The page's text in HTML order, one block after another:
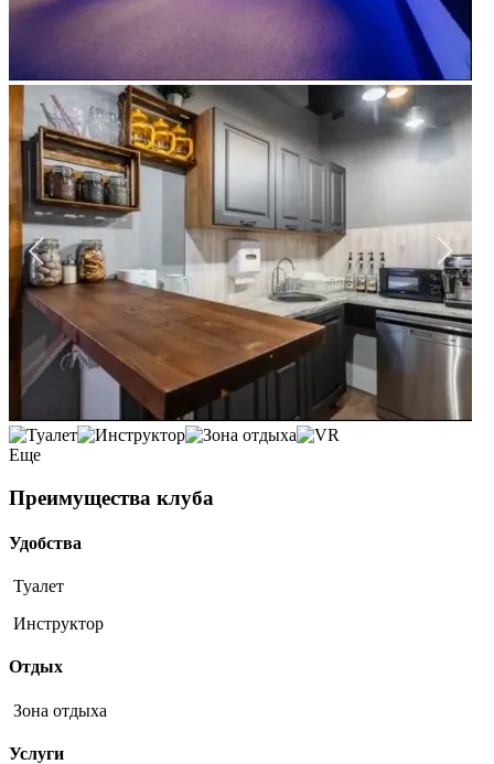
Еще
Преимущества клуба
Удобства
Туалет
Инструктор
Отдых
Зона отдыха
Услуги